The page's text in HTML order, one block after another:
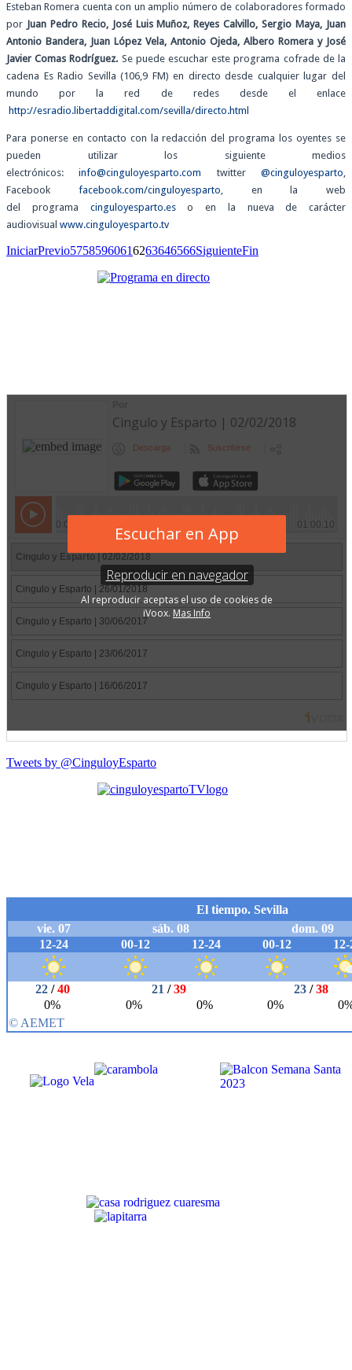
Esteban Romera cuenta con un amplio número de colaboradores formado
por Juan Pedro Recio, José Luis Muñoz, Reyes Calvillo, Sergio Maya, Juan
Antonio Bandera, Juan López Vela, Antonio Ojeda, Albero Romera y José
Javier Comas Rodríguez. Se puede escuchar este programa cofrade de la
cadena Es Radio Sevilla (106,9 FM) en directo desde cualquier lugar del
mundo por la red de redes desde el enlace
http://esradio.libertaddigital.com/sevilla/directo.html
Para ponerse en contacto con la redacción del programa los oyentes se
pueden utilizar los siguiente medios
electrónicos:info@cinguloyesparto.com twitter@cinguloyesparto,
Facebook facebook.com/cinguloyesparto, en la web
del programa cinguloyesparto.eso en la nueva de carácter
audiovisual www.cinguloyesparto.tv
IniciarPrevio57585960616263646566SiguienteFin
Tweets by @CinguloyEsparto